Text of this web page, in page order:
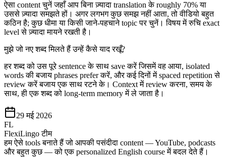
ऐसा content चुनें जहाँ आप बिना ज़्यादा translation के roughly 70% या
उससे ज़्यादा समझते हों। अगर लगभग कुछ समझ नहीं आता, तो वीडियो बहुत
कठिन है; कुछ धीमा या किसी जाने-पहचाने topic पर चुनें। विषय में रुचि exact
level से ज़्यादा मायने रखती है।
मुझे जो नए शब्द मिलते हैं उन्हें कैसे याद रखूँ?
हर शब्द को उस पूरे sentence के साथ save करें जिसमें वह आया, isolated
words की बजाय phrases prefer करें, और कई दिनों में spaced repetition से
review करें बजाय एक साथ रटने के। Context में review करना, समय के
साथ, ही एक शब्द को long-term memory में ले जाता है।
29 मई 2026
FL
FlexiLingo टीम
हम ऐसे tools बनाते हैं जो आपकी पसंदीदा content — YouTube, podcasts
और बहुत कुछ — को एक personalized English course में बदल देते हैं।